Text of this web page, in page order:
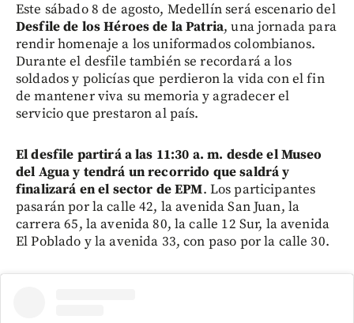
Este sábado 8 de agosto, Medellín será escenario del
Desfile de los Héroes de la Patria, una jornada para
rendir homenaje a los uniformados colombianos.
Durante el desfile también se recordará a los
soldados y policías que perdieron la vida con el fin
de mantener viva su memoria y agradecer el
servicio que prestaron al país.
El desfile partirá a las 11:30 a. m. desde el Museo
del Agua y tendrá un recorrido que saldrá y
finalizará en el sector de EPM. Los participantes
pasarán por la calle 42, la avenida San Juan, la
carrera 65, la avenida 80, la calle 12 Sur, la avenida
El Poblado y la avenida 33, con paso por la calle 30.